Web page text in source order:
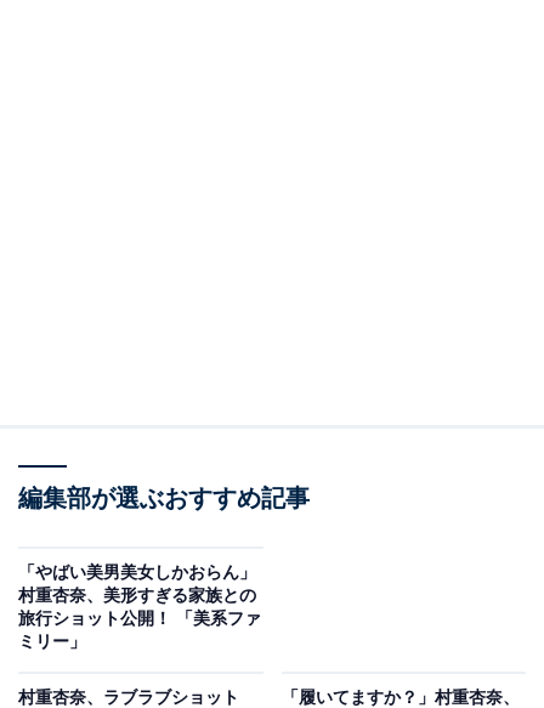
編集部が選ぶおすすめ記事
「やばい美男美女しかおらん」
村重杏奈、美形すぎる家族との
旅行ショット公開！ 「美系ファ
ミリー」
村重杏奈、ラブラブショット
「履いてますか？」村重杏奈、